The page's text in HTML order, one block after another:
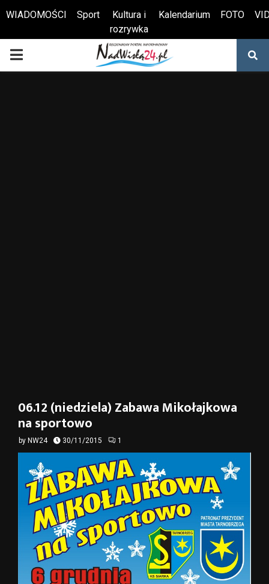
Otwórz pasek narzędzi
WIADOMOŚCI Sport
Kultura i
rozrywka
Kalendarium FOTO
PRIMARY
06.12 (niedziela) Zabawa Mikołajkowa
na sportowo
by NW24 30/11/2015 1